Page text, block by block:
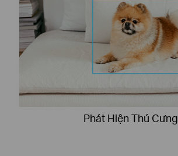
Phát Hiện Thú Cưng